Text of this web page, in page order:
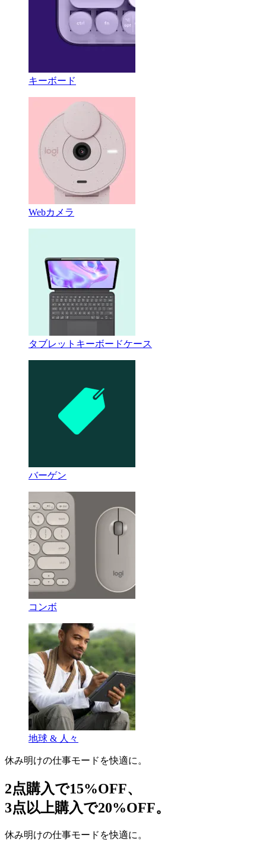
キーボード
Webカメラ
タブレットキーボードケース
バーゲン
コンボ
地球 & 人々
休み明けの仕事モードを快適に。
2点購入で15%OFF、
3点以上購入で20%OFF。
休み明けの仕事モードを快適に。